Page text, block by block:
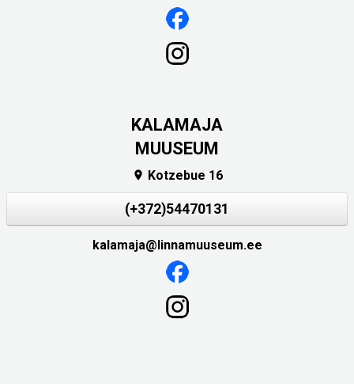
KALAMAJA
MUUSEUM
 Kotzebue 16
(+372)54470131
kalamaja@linnamuuseum.ee